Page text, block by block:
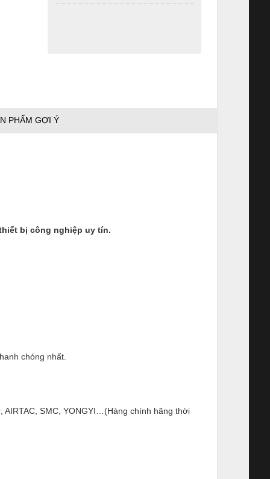
PHẨM GỢI Ý
thiết bị công nghiệp uy tín.
chóng nhất.
SMC, YONGYI…(Hàng chính hãng thời